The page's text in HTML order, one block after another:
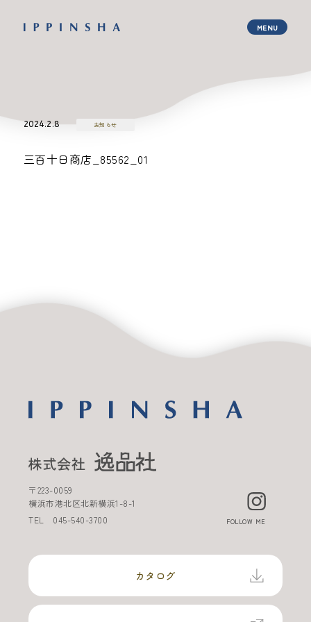
2024.2.8 お知らせ
三百十日商店_85562_01
〒223-0059
横浜市港北区北新横浜1-8-1
TEL 045-540-3700 FOLLOW ME
カタログ